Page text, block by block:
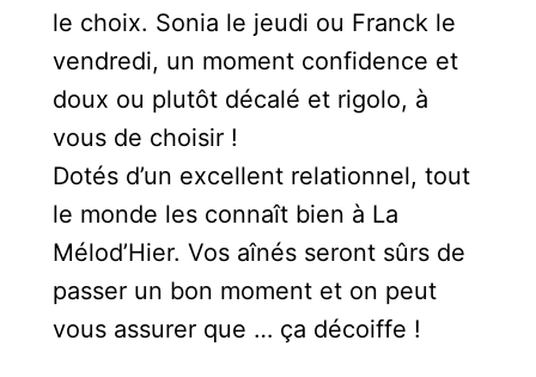
le choix. Sonia le jeudi ou Franck le
vendredi, un moment confidence et
doux ou plutôt décalé et rigolo, à
vous de choisir !
Dotés d’un excellent relationnel, tout
le monde les connaît bien à La
Mélod’Hier. Vos aînés seront sûrs de
passer un bon moment et on peut
vous assurer que … ça décoiffe !